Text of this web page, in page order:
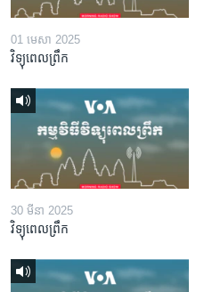
01 មេសា 2025
វិទ្យុពេលព្រឹក
30 មីនា 2025
វិទ្យុពេលព្រឹក